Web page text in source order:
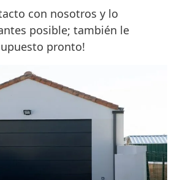
con nosotros y lo
posible; también le
pronto!